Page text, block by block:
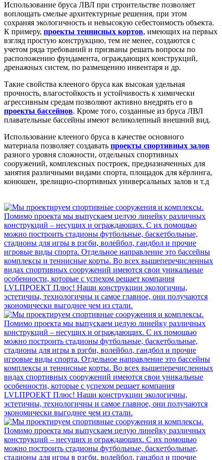
Использование бруса ЛВЛ при строительстве позволяет
воплощать смелые архитектурные решения, при этом
сохраняя экологичность и невысокую себестоимость объекта.
К примеру, проекты теннисных кортов, имеющих на первых
взгляд простую конструкцию, тем не менее, создаются с
учетом ряда требований и призваны решать вопросы по
расположению фундамента, ограждающих конструкций,
дренажных систем, по размещению инвентаря и др.
Такие свойства клееного бруса как высокая удельная
прочность, влагостойкость и устойчивость к химически
агрессивным средам позволяют активно внедрять его в
проекты бассейнов. Кроме того, созданные из бруса ЛВЛ
плавательные бассейны имеют великолепный внешний вид.
Использование клееного бруса в качестве основного
материала позволяет создавать проекты спортивных залов
разного уровня сложности, отдельных спортивных
сооружений, комплексных построек, предназначенных для
занятия различными видами спорта, площадок для кёрлинга,
конюшен, зрелищно-спортивных универсальных залов и т.д